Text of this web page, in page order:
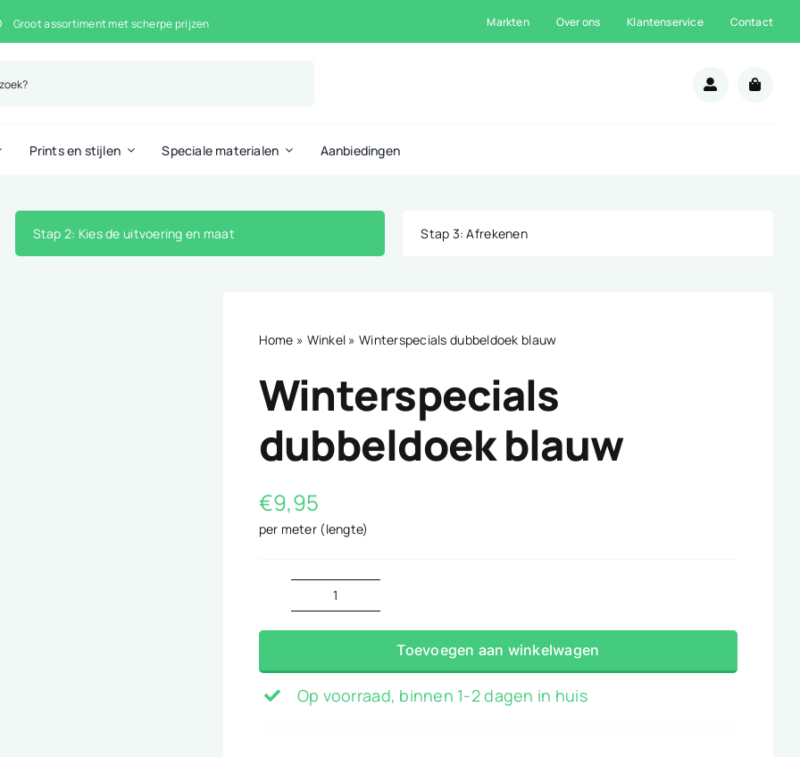
Groot assortiment met scherpe prijzen Markten Over ons Klantenservice Contact
Prints en stijlen Speciale materialen Aanbiedingen
Stap 2: Kies de uitvoering en maat Stap 3: Afrekenen
Home » Winkel » Winterspecials dubbeldoek blauw
Winterspecials
dubbeldoek blauw
€9,95
per meter (lengte)
Winterspecials
dubbeldoek
aantal
Toevoegen aan winkelwagen
Op voorraad, binnen 1-2 dagen in huis